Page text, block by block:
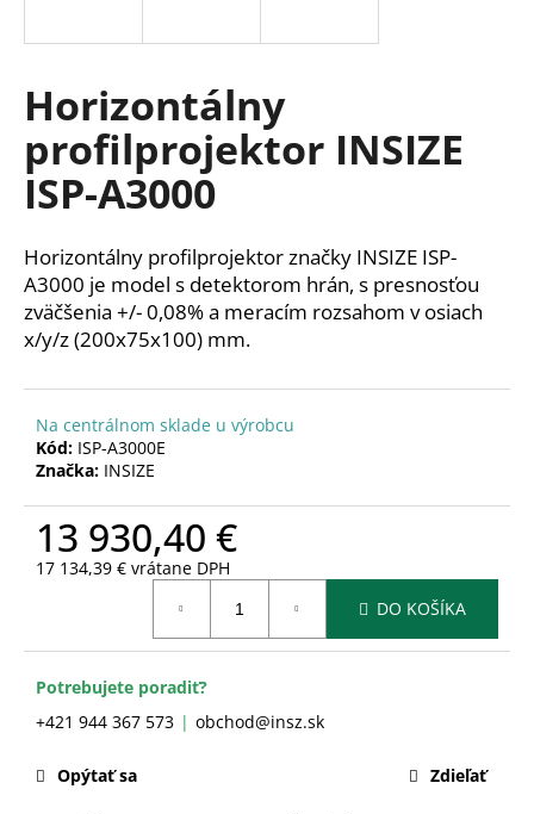
Horizontálny
profilprojektor INSIZE
ISP-A3000
Horizontálny profilprojektor značky INSIZE ISP-
A3000 je model s detektorom hrán, s presnosťou
zväčšenia +/- 0,08% a meracím rozsahom v osiach
x/y/z (200x75x100) mm.
Na centrálnom sklade u výrobcu
Kód: ISP-A3000E
Značka: INSIZE
13 930,40 €
17 134,39 € vrátane DPH
DO KOŠÍKA
Potrebujete poradiť?
+421 944 367 573
obchod@insz.sk
Opýtať sa Zdieľať
s
ť
?
HĽADAŤ
O
p
o
ú
a